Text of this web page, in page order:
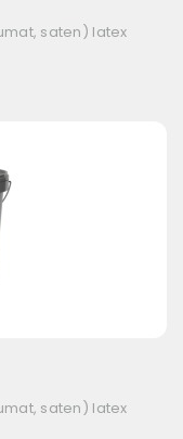
saten) latex
saten) latex